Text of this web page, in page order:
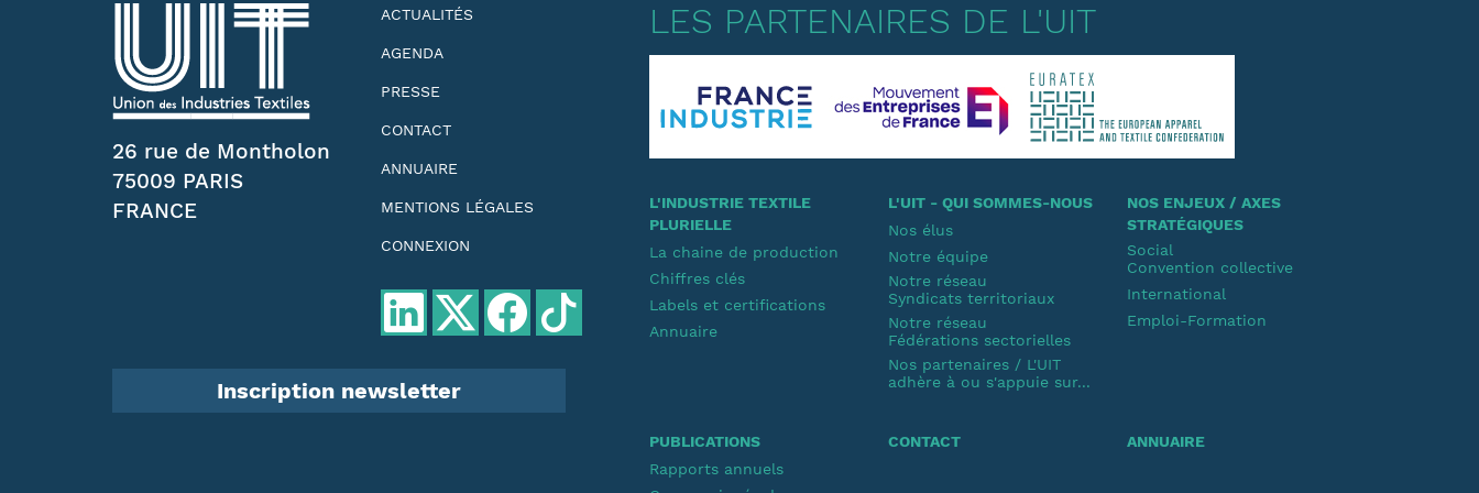
26 rue de Montholon
75009 PARIS
FRANCE
ACTUALITÉS
AGENDA
PRESSE
CONTACT
ANNUAIRE
MENTIONS LÉGALES
CONNEXION
Inscription newsletter
LES PARTENAIRES DE L'UIT
L'INDUSTRIE TEXTILE
PLURIELLE
La chaine de production
Chiffres clés
Labels et certifications
Annuaire
L'UIT - QUI SOMMES-NOUS
Nos élus
Notre équipe
Notre réseau
Syndicats territoriaux
Notre réseau
Fédérations sectorielles
Nos partenaires / L'UIT
adhère à ou s'appuie sur...
NOS ENJEUX / AXES
STRATÉGIQUES
Social
Convention collective
International
Emploi-Formation
PUBLICATIONS
Rapports annuels
CONTACT ANNUAIRE